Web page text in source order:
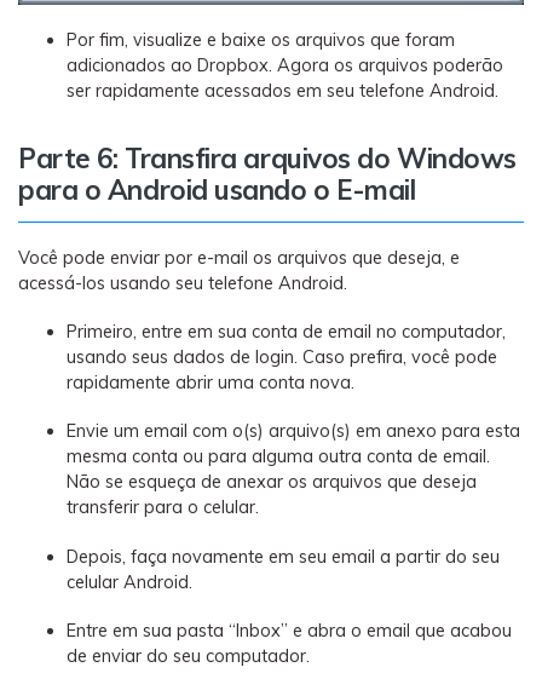
Por fim, visualize e baixe os arquivos que foram
adicionados ao Dropbox. Agora os arquivos poderão
ser rapidamente acessados em seu telefone Android.
Parte 6: Transfira arquivos do Windows
para o Android usando o E-mail
Você pode enviar por e-mail os arquivos que deseja, e
acessá-los usando seu telefone Android.
Primeiro, entre em sua conta de email no computador,
usando seus dados de login. Caso prefira, você pode
rapidamente abrir uma conta nova.
Envie um email com o(s) arquivo(s) em anexo para esta
mesma conta ou para alguma outra conta de email.
Não se esqueça de anexar os arquivos que deseja
transferir para o celular.
Depois, faça novamente em seu email a partir do seu
celular Android.
Entre em sua pasta “Inbox” e abra o email que acabou
de enviar do seu computador.